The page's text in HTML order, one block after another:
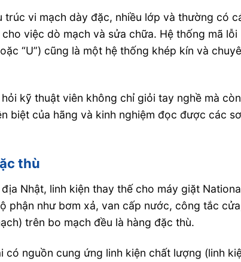
trúc vi mạch dày đặc, nhiều lớp và thường có
việc dò mạch và sửa chữa. Hệ thống mã lỗi
“U”) cũng là một hệ thống khép kín và
kỹ thuật viên không chỉ giỏi tay nghề mà còn
biệt của hãng và kinh nghiệm đọc được các sơ
thù
Nhật, linh kiện thay thế cho máy giặt
phận như bơm xả, van cấp nước, công tắc
trên bo mạch đều là hàng đặc thù.
nguồn cung ứng linh kiện chất lượng (linh